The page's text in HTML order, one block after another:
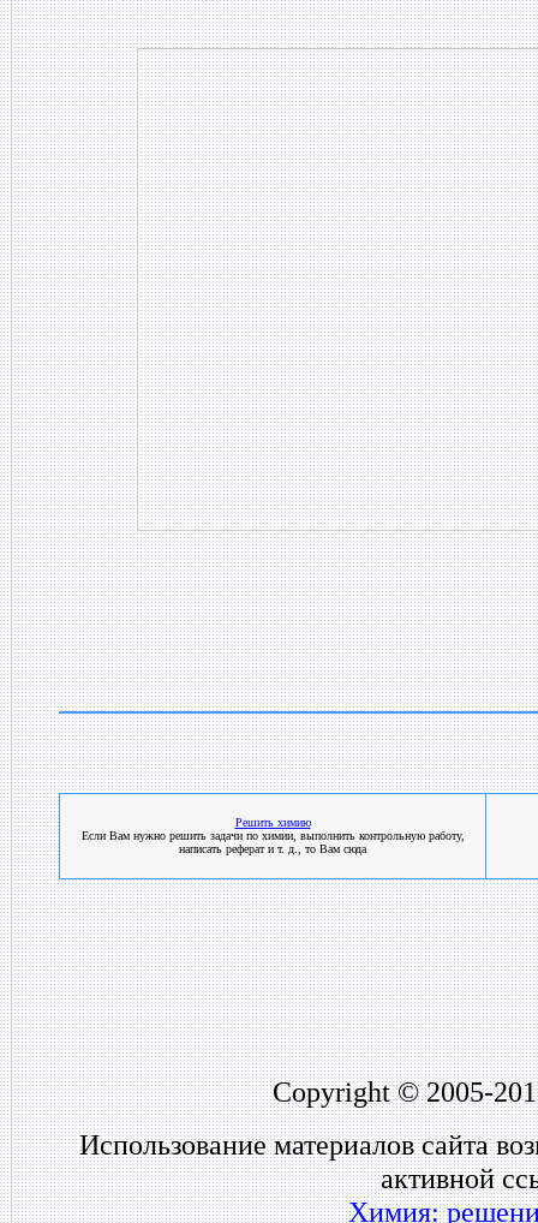
Решить химию
Если Вам нужно решить задачи по химии, выполнить контрольную работу,
написать реферат и т. д., то Вам сюда
Copyright © 2005-
Использование материалов сайта
активной
Химия: